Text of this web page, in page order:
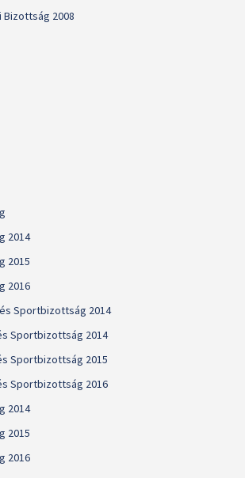
2008
2014
2015
2016
Sportbizottság 2014
Sportbizottság 2014
Sportbizottság 2015
Sportbizottság 2016
2014
2015
2016